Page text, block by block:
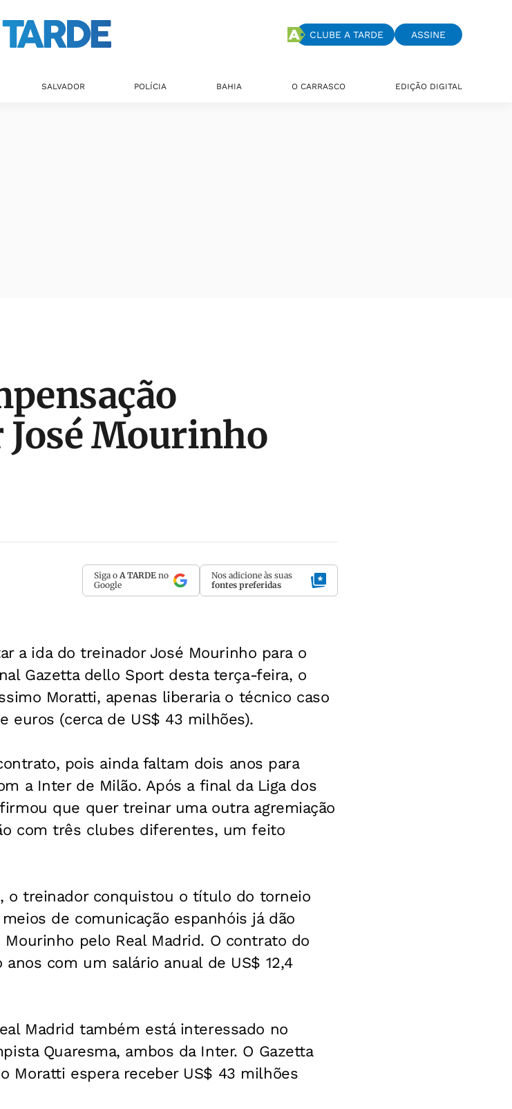
CLUBE A TARDE ASSINE
SALVADOR POLÍCIA BAHIA O CARRASCO EDIÇÃO DIGITAL
Mourinho
Siga o A TARDE no
Google
Nos adicione às suas
fontes preferidas
a ida do treinador José Mourinho para o
Gazetta dello Sportdesta terça-feira, o
Moratti, apenas liberaria o técnico caso
euros (cerca de US$ 43 milhões).
pois ainda faltam dois anos para
a Inter de Milão. Após a final da Liga dos
que quer treinar uma outra agremiação
com três clubes diferentes, um feito
o treinador conquistou o título do torneio
de comunicação espanhóis já dão
pelo Real Madrid. O contrato do
com um salário anual de US$ 12,4
Madrid também está interessado no
Quaresma, ambos da Inter. O Gazetta
Moratti espera receber US$ 43 milhões